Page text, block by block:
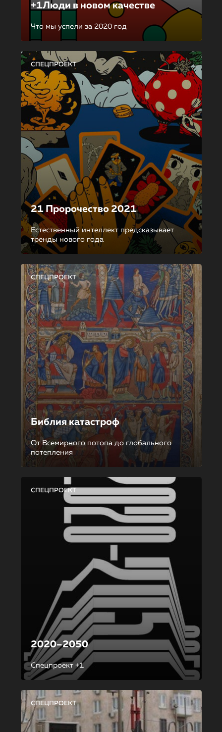
+1Люди в новом качестве
Что мы успели за 2020 год
СПЕЦПРОЕКТ
21 Пророчество 2021
Естественный интеллект предсказывает
тренды нового года
СПЕЦПРОЕКТ
Библия катастроф
От Всемирного потопа до глобального
потепления
СПЕЦПРОЕКТ
2020–2050
Спецпроект +1
СПЕЦПРОЕКТ